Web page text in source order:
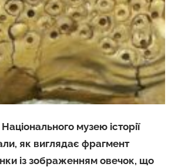
музею історії
як виглядає фрагмент
із зображенням овечок, що